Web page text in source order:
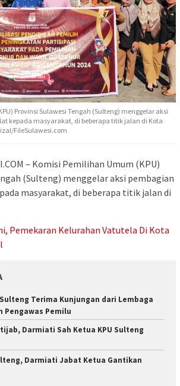
Provinsi Sulawesi Tengah (Sulteng) menggelar aksi
kepada masyarakat, di beberapa titik jalan di Kota
FileSulawesi.com
– Komisi Pemilihan Umum (KPU)
(Sulteng) menggelar aksi pembagian
masyarakat, di beberapa titik jalan di
Pemekaran Kelurahan Vatutela Di Kota
Sulteng Terima Kunjungan dari Lembaga
Pengawas Pemilu
Darmiati Sah Ketua KPU Sulteng
Darmiati Jabat Ketua Gantikan